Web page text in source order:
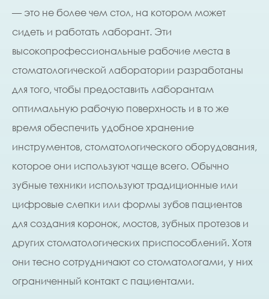
— это не более чем стол, на котором может
сидеть и работать лаборант. Эти
высокопрофессиональные рабочие места в
стоматологической лаборатории разработаны
для того, чтобы предоставить лаборантам
оптимальную рабочую поверхность и в то же
время обеспечить удобное хранение
инструментов, стоматологического оборудования,
которое они используют чаще всего. Обычно
зубные техники используют традиционные или
цифровые слепки или формы зубов пациентов
для создания коронок, мостов, зубных протезов и
других стоматологических приспособлений. Хотя
они тесно сотрудничают со стоматологами, у них
ограниченный контакт с пациентами.